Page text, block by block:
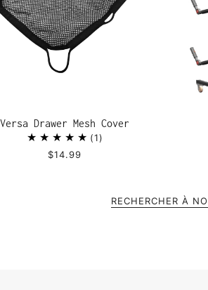
Versa Drawer Mesh Cover
1
$14.99
RECHERCHER À